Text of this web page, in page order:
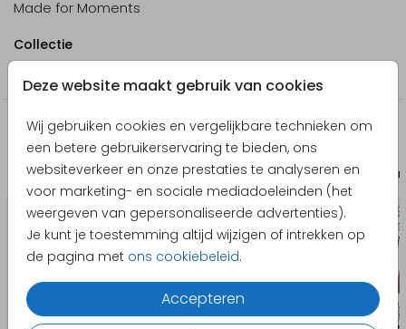
Deze website maakt gebruik van cookies
Wij gebruiken cookies en vergelijkbare technieken om
een betere gebruikerservaring te bieden, ons
websiteverkeer en onze prestaties te analyseren en
voor marketing- en sociale mediadoeleinden (het
weergeven van gepersonaliseerde advertenties).
Je kunt je toestemming altijd wijzigen of intrekken op
de pagina met ons cookiebeleid.
Accepteren
Made for Moments
Collectie
Producten die hierop lijken
Uitnodiging communie Uitnodiging